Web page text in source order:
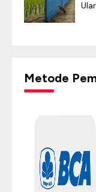
Metode